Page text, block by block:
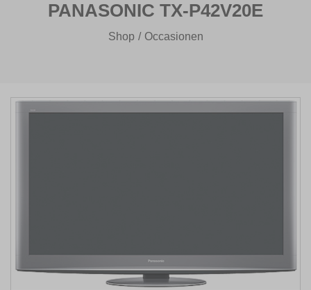
PANASONIC TX-P42V20E
Shop Occasionen